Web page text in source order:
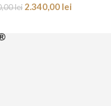
lei 2.340,00 lei